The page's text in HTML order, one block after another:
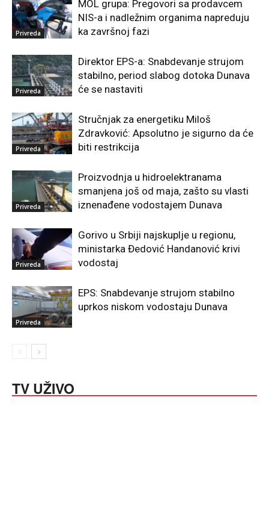
Privreda
MOL grupa: Pregovori sa prodavcem
NIS-a i nadležnim organima napreduju
ka završnoj fazi
Privreda
Direktor EPS-a: Snabdevanje strujom
stabilno, period slabog dotoka Dunava
će se nastaviti
Privreda
Stručnjak za energetiku Miloš
Zdravković: Apsolutno je sigurno da će
biti restrikcija
Privreda
Proizvodnja u hidroelektranama
smanjena još od maja, zašto su vlasti
iznenađene vodostajem Dunava
Privreda
Gorivo u Srbiji najskuplje u regionu,
ministarka Đedović Handanović krivi
vodostaj
Privreda
EPS: Snabdevanje strujom stabilno
uprkos niskom vodostaju Dunava
TV UŽIVO